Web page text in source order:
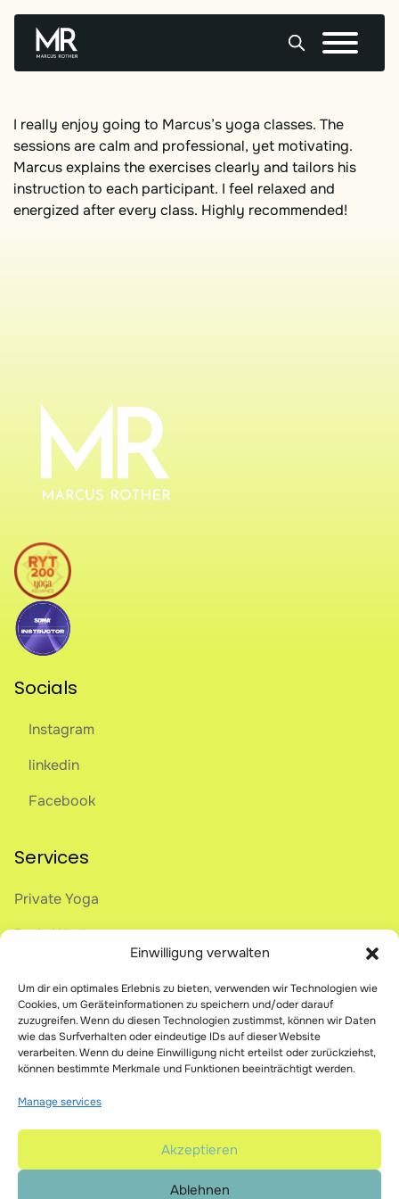
Einwilligung verwalten
Um dir ein optimales Erlebnis zu bieten, verwenden wir Technologien wie
Cookies, um Geräteinformationen zu speichern und/oder darauf
zuzugreifen. Wenn du diesen Technologien zustimmst, können wir Daten
wie das Surfverhalten oder eindeutige IDs auf dieser Website
verarbeiten. Wenn du deine Einwilligung nicht erteilst oder zurückziehst,
können bestimmte Merkmale und Funktionen beeinträchtigt werden.
Manage services
Akzeptieren
Ablehnen
content
I really enjoy going to Marcus’s yoga classes. The
sessions are calm and professional, yet motivating.
Marcus explains the exercises clearly and tailors his
instruction to each participant. I feel relaxed and
energized after every class. Highly recommended!
Socials
Instagram
linkedin
Facebook
Services
Private Yoga
Body Work
Online Courses
Legal
imprint
privacy policy
terms & conditions